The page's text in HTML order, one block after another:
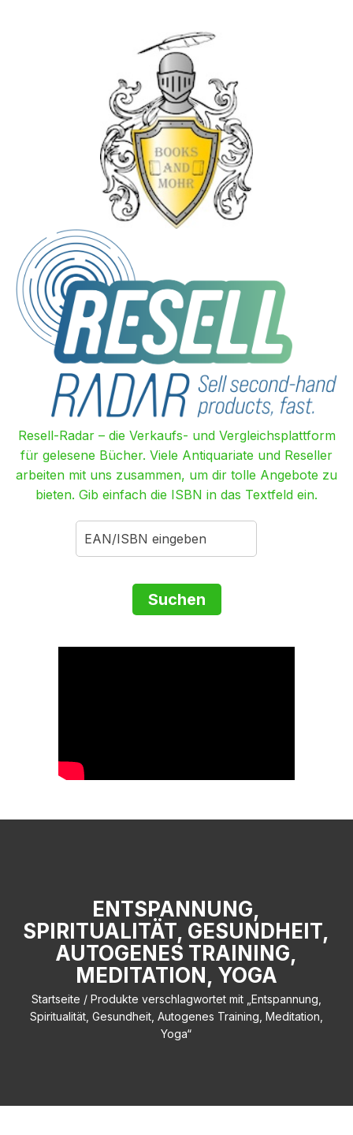
Resell-Radar – die Verkaufs- und Vergleichsplattform
für gelesene Bücher. Viele Antiquariate und Reseller
arbeiten mit uns zusammen, um dir tolle Angebote zu
bieten. Gib einfach die ISBN in das Textfeld ein.
ENTSPANNUNG,
SPIRITUALITÄT, GESUNDHEIT,
AUTOGENES TRAINING,
MEDITATION, YOGA
Startseite / Produkte verschlagwortet mit „Entspannung,
Spiritualität, Gesundheit, Autogenes Training, Meditation,
Yoga“